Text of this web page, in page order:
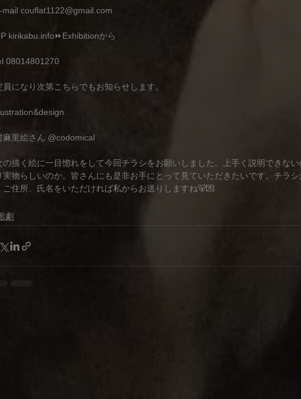
mail couflat1122@gmail.com
kirikabu.info⏩Exhibitionから
08014801270
になり次第こちらでもお知らせします。
麻里絵さん @codomical
の描く絵に一目惚れをして今回チラシをお願いしました。上手く説明できな
実物らしいのか。皆さんにも是非お手にとって見ていただきたいです。チラ
ご住所、氏名をいただければ私からお送りしますね🐻💌
劇